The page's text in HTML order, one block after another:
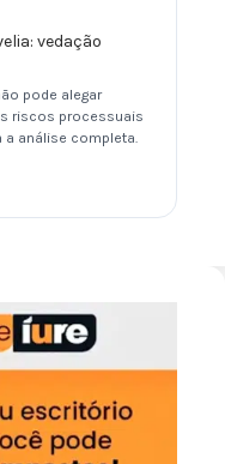
vedação
pode alegar
riscos processuais
a análise completa.